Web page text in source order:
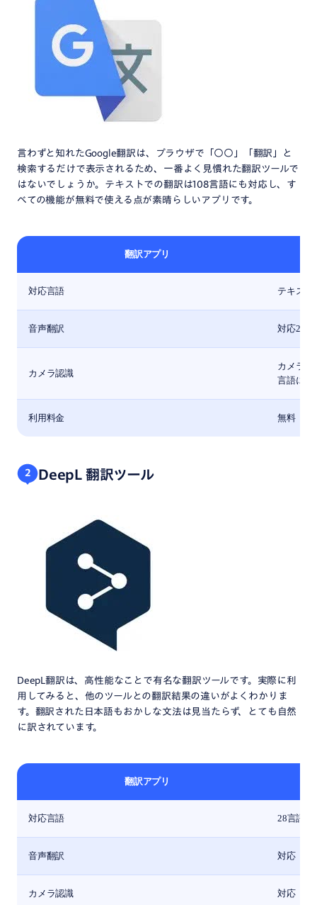
言わずと知れたGoogle翻訳は、プラウザで「○○」「翻訳」と
検索するだけで表示されるため、一番よく見慣れた翻訳ツールで
はないでしょうか。テキストでの翻訳は108言語にも対応し、す
べての機能が無料で使える点が素晴らしいアプリです。
翻訳アプリ
対応言語 テキスト
音声翻訳 対応2 か
カメラ認識
カメラを
言語に対
利用料金 無料
2 DeepL 翻訳ツール
DeepL翻訳は、高性能なことで有名な翻訳ツールです。実際に利
用してみると、他のツールとの翻訳結果の違いがよくわかりま
す。翻訳された日本語もおかしな文法は見当たらず、とても自然
に訳されています。
翻訳アプリ
対応言語 28言語
音声翻訳 対応
カメラ認識 対応